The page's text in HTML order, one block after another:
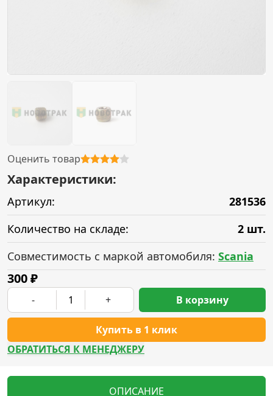
Оценить товар
Характеристики:
Артикул:
281536
Количество на складе:
2 шт.
Совместимость с маркой автомобиля: Scania
300₽
- +
Купить в 1 клик
В корзину
ОБРАТИТЬСЯ К МЕНЕДЖЕРУ
ОПИСАНИЕ